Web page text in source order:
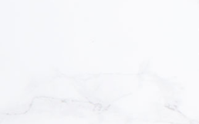
Ajouter au panier
Ajouter au panier
Ajouter au panier